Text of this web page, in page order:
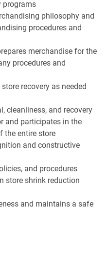
programs
philosophy and
procedures and
merchandise for the
procedures and
recovery as needed
cleanliness, and recovery
and participates in the
the entire store
and constructive
and procedures
store shrink reduction
and maintains a safe